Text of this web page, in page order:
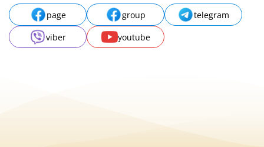
page group
telegram
viber
youtube